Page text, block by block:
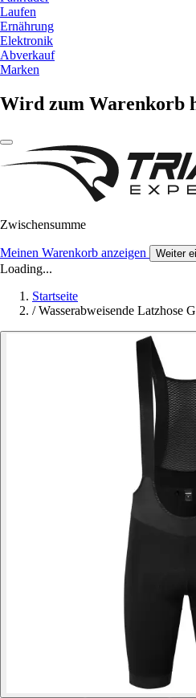
Laufen
Ernährung
Elektronik
Abverkauf
Marken
Wird zum Warenkorb
Zwischensumme
Meinen Warenkorb anzeigen Weiter
Loading...
Startseite
/ Wasserabweisende Latzhose